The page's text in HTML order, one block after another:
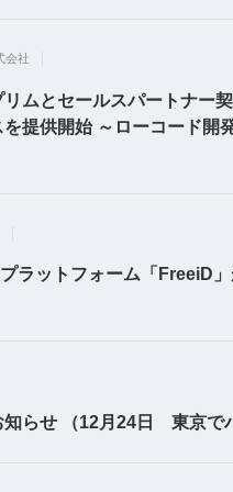
会社
ムとセールスパートナー
提供開始 ～ローコード開
ラットフォーム「FreeiD
らせ （12月24日 東京で